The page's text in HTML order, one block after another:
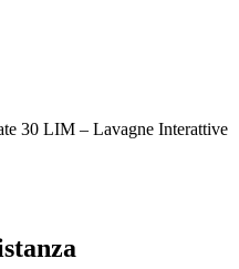
30 LIM – Lavagne Interattive